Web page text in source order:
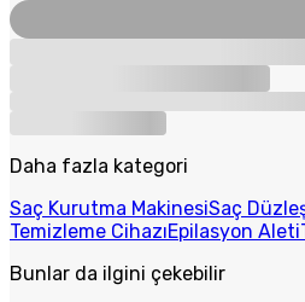
Daha fazla kategori
Saç Kurutma MakinesiSaç
Temizleme CihazıEpilasyon Aleti
Bunlar da ilgini çekebilir